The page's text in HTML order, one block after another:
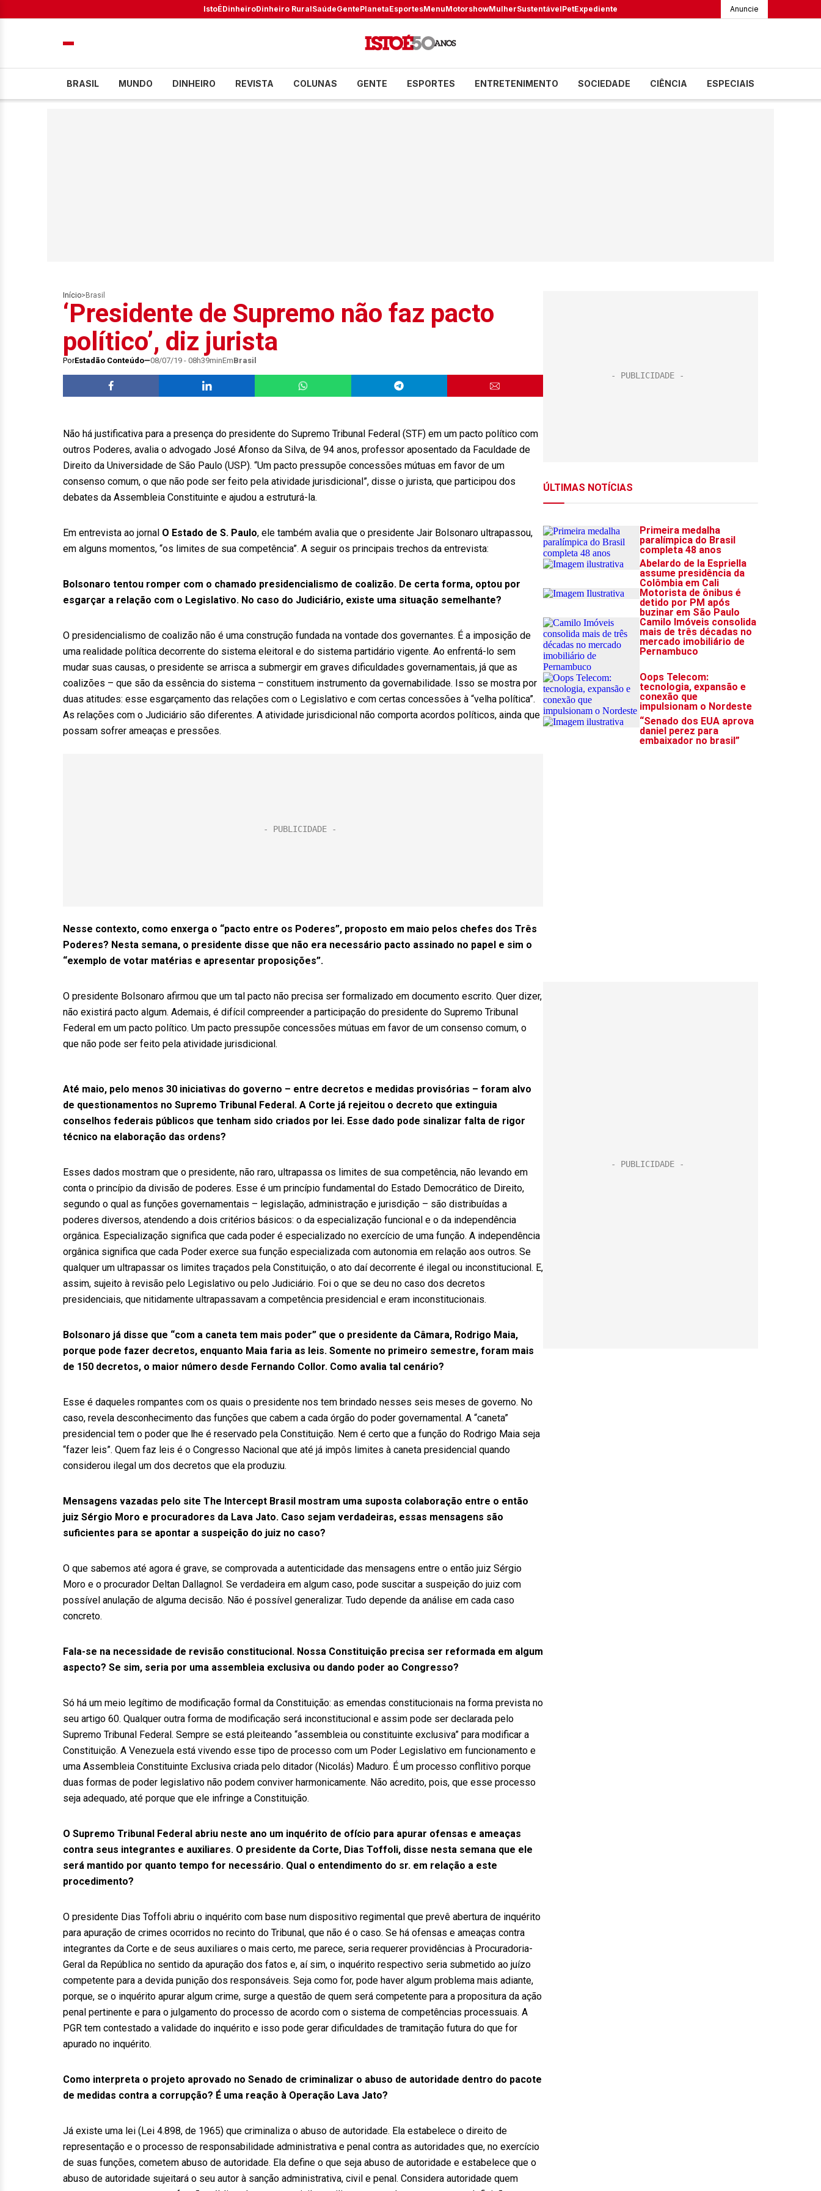
IstoÉDinheiroDinheiro RuralSaúdeGentePlanetaEsportesMenuMotorshowMulherSustentávelPetExpediente Anuncie
BRASIL MUNDO DINHEIRO REVISTA COLUNAS GENTE ESPORTES ENTRETENIMENTO SOCIEDADE CIÊNCIA ESPECIAIS
Início> Brasil
‘Presidente de Supremo não faz pacto
político’, diz jurista
PorEstadão Conteúdo 08/07/19 - 08h39minEmBrasil
Não há justificativa para a presença do presidente do Supremo Tribunal Federal (STF) em um pacto político com
outros Poderes, avalia o advogado José Afonso da Silva, de 94 anos, professor aposentado da Faculdade de
Direito da Universidade de São Paulo (USP). “Um pacto pressupõe concessões mútuas em favor de um
consenso comum, o que não pode ser feito pela atividade jurisdicional”, disse o jurista, que participou dos
debates da Assembleia Constituinte e ajudou a estruturá-la.
Em entrevista ao jornal O Estado de S. Paulo, ele também avalia que o presidente Jair Bolsonaro ultrapassou,
em alguns momentos, “os limites de sua competência”. A seguir os principais trechos da entrevista:
Bolsonaro tentou romper com o chamado presidencialismo de coalizão. De certa forma, optou por
esgarçar a relação com o Legislativo. No caso do Judiciário, existe uma situação semelhante?
O presidencialismo de coalizão não é uma construção fundada na vontade dos governantes. É a imposição de
uma realidade política decorrente do sistema eleitoral e do sistema partidário vigente. Ao enfrentá-lo sem
mudar suas causas, o presidente se arrisca a submergir em graves dificuldades governamentais, já que as
coalizões – que são da essência do sistema – constituem instrumento da governabilidade. Isso se mostra por
duas atitudes: esse esgarçamento das relações com o Legislativo e com certas concessões à “velha política”.
As relações com o Judiciário são diferentes. A atividade jurisdicional não comporta acordos políticos, ainda que
possam sofrer ameaças e pressões.
Nesse contexto, como enxerga o “pacto entre os Poderes”, proposto em maio pelos chefes dos Três
Poderes? Nesta semana, o presidente disse que não era necessário pacto assinado no papel e sim o
“exemplo de votar matérias e apresentar proposições”.
O presidente Bolsonaro afirmou que um tal pacto não precisa ser formalizado em documento escrito. Quer dizer,
não existirá pacto algum. Ademais, é difícil compreender a participação do presidente do Supremo Tribunal
Federal em um pacto político. Um pacto pressupõe concessões mútuas em favor de um consenso comum, o
que não pode ser feito pela atividade jurisdicional.
Até maio, pelo menos 30 iniciativas do governo – entre decretos e medidas provisórias – foram alvo
de questionamentos no Supremo Tribunal Federal. A Corte já rejeitou o decreto que extinguia
conselhos federais públicos que tenham sido criados por lei. Esse dado pode sinalizar falta de rigor
técnico na elaboração das ordens?
Esses dados mostram que o presidente, não raro, ultrapassa os limites de sua competência, não levando em
conta o princípio da divisão de poderes. Esse é um princípio fundamental do Estado Democrático de Direito,
segundo o qual as funções governamentais – legislação, administração e jurisdição – são distribuídas a
poderes diversos, atendendo a dois critérios básicos: o da especialização funcional e o da independência
orgânica. Especialização significa que cada poder é especializado no exercício de uma função. A independência
orgânica significa que cada Poder exerce sua função especializada com autonomia em relação aos outros. Se
qualquer um ultrapassar os limites traçados pela Constituição, o ato daí decorrente é ilegal ou inconstitucional. E,
assim, sujeito à revisão pelo Legislativo ou pelo Judiciário. Foi o que se deu no caso dos decretos
presidenciais, que nitidamente ultrapassavam a competência presidencial e eram inconstitucionais.
Bolsonaro já disse que “com a caneta tem mais poder” que o presidente da Câmara, Rodrigo Maia,
porque pode fazer decretos, enquanto Maia faria as leis. Somente no primeiro semestre, foram mais
de 150 decretos, o maior número desde Fernando Collor. Como avalia tal cenário?
Esse é daqueles rompantes com os quais o presidente nos tem brindado nesses seis meses de governo. No
caso, revela desconhecimento das funções que cabem a cada órgão do poder governamental. A “caneta”
presidencial tem o poder que lhe é reservado pela Constituição. Nem é certo que a função do Rodrigo Maia seja
“fazer leis”. Quem faz leis é o Congresso Nacional que até já impôs limites à caneta presidencial quando
considerou ilegal um dos decretos que ela produziu.
Mensagens vazadas pelo site The Intercept Brasil mostram uma suposta colaboração entre o então
juiz Sérgio Moro e procuradores da Lava Jato. Caso sejam verdadeiras, essas mensagens são
suficientes para se apontar a suspeição do juiz no caso?
O que sabemos até agora é grave, se comprovada a autenticidade das mensagens entre o então juiz Sérgio
Moro e o procurador Deltan Dallagnol. Se verdadeira em algum caso, pode suscitar a suspeição do juiz com
possível anulação de alguma decisão. Não é possível generalizar. Tudo depende da análise em cada caso
concreto.
Fala-se na necessidade de revisão constitucional. Nossa Constituição precisa ser reformada em algum
aspecto? Se sim, seria por uma assembleia exclusiva ou dando poder ao Congresso?
Só há um meio legítimo de modificação formal da Constituição: as emendas constitucionais na forma prevista no
seu artigo 60. Qualquer outra forma de modificação será inconstitucional e assim pode ser declarada pelo
Supremo Tribunal Federal. Sempre se está pleiteando “assembleia ou constituinte exclusiva” para modificar a
Constituição. A Venezuela está vivendo esse tipo de processo com um Poder Legislativo em funcionamento e
uma Assembleia Constituinte Exclusiva criada pelo ditador (Nicolás) Maduro. É um processo conflitivo porque
duas formas de poder legislativo não podem conviver harmonicamente. Não acredito, pois, que esse processo
seja adequado, até porque que ele infringe a Constituição.
O Supremo Tribunal Federal abriu neste ano um inquérito de ofício para apurar ofensas e ameaças
contra seus integrantes e auxiliares. O presidente da Corte, Dias Toffoli, disse nesta semana que ele
será mantido por quanto tempo for necessário. Qual o entendimento do sr. em relação a este
procedimento?
O presidente Dias Toffoli abriu o inquérito com base num dispositivo regimental que prevê abertura de inquérito
para apuração de crimes ocorridos no recinto do Tribunal, que não é o caso. Se há ofensas e ameaças contra
integrantes da Corte e de seus auxiliares o mais certo, me parece, seria requerer providências à Procuradoria-
Geral da República no sentido da apuração dos fatos e, aí sim, o inquérito respectivo seria submetido ao juízo
competente para a devida punição dos responsáveis. Seja como for, pode haver algum problema mais adiante,
porque, se o inquérito apurar algum crime, surge a questão de quem será competente para a propositura da ação
penal pertinente e para o julgamento do processo de acordo com o sistema de competências processuais. A
PGR tem contestado a validade do inquérito e isso pode gerar dificuldades de tramitação futura do que for
apurado no inquérito.
Como interpreta o projeto aprovado no Senado de criminalizar o abuso de autoridade dentro do pacote
de medidas contra a corrupção? É uma reação à Operação Lava Jato?
Já existe uma lei (Lei 4.898, de 1965) que criminaliza o abuso de autoridade. Ela estabelece o direito de
representação e o processo de responsabilidade administrativa e penal contra as autoridades que, no exercício
de suas funções, cometem abuso de autoridade. Ela define o que seja abuso de autoridade e estabelece que o
abuso de autoridade sujeitará o seu autor à sanção administrativa, civil e penal. Considera autoridade quem